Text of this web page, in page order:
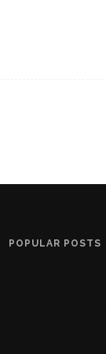
POPULAR POSTS